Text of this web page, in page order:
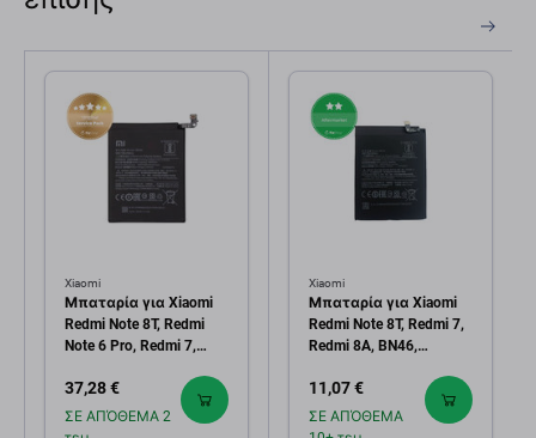
Xiaomi
Μπαταρία για Xiaomi
Redmi Note 8T, Redmi
Note 6 Pro, Redmi 7,
46BN46A090H8, BN46,
4000mAh, Service Pack
37,28 €
ΣΕ ΑΠΌΘΕΜΑ 2
Xiaomi
Μπαταρία για Xiaomi
Redmi Note 8T, Redmi 7,
Redmi 8A, BN46,
11,07 €
ΣΕ ΑΠΌΘΕΜΑ